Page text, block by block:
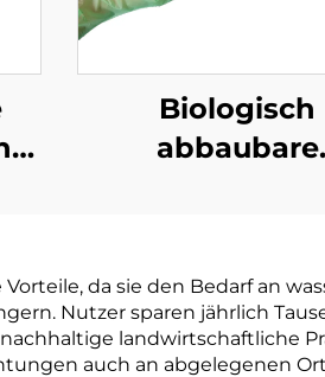
Biologisch
abbaubare
PLA PBAT
Material
da sie den Bedarf an
Nutzer sparen jährlich
landwirtschaftliche
auch an abgelegenen